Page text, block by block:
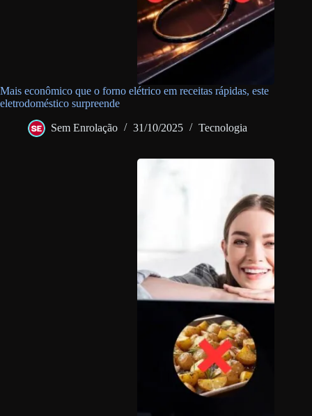
Mais econômico que o forno elétrico em receitas rápidas, este
eletrodoméstico surpreende
Sem Enrolação 31/10/2025 Tecnologia